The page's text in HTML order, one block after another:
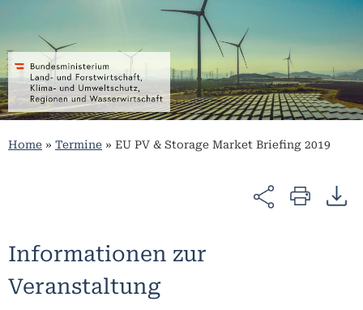
Home » Termine » EU PV & Storage Market Briefing 2019
Informationen zur
Veranstaltung